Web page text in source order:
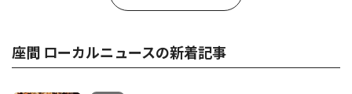
座間 ローカルニュースの新着記事